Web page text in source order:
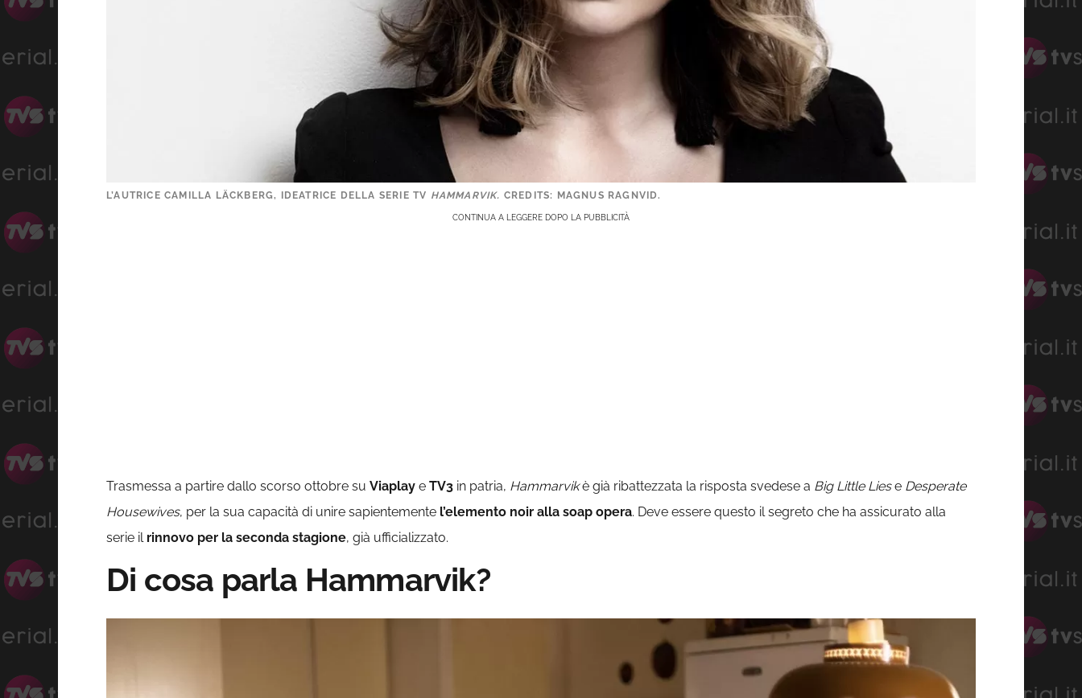
L’AUTRICE CAMILLA LÄCKBERG, IDEATRICE DELLA SERIE TV HAMMARVIK. CREDITS: MAGNUS RAGNVID.
CONTINUA A LEGGERE DOPO LA PUBBLICITÀ
Trasmessa a partire dallo scorso ottobre su Viaplay e TV3 in patria, Hammarvikè già ribattezzata la risposta svedese a Big Little Liese Desperate
Housewives, per la sua capacità di unire sapientemente l’elemento noir alla soap opera. Deve essere questo il segreto che ha assicurato alla
serie il rinnovo per la seconda stagione, già ufficializzato.
Di cosa parla Hammarvik?